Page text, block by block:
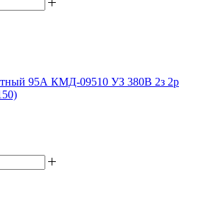
95А КМД-09510 УЗ 380В 2з 2р